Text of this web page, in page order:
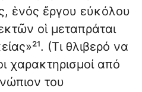
ἑνός ἔργου εὐκόλου
οἱ μεταπράται
(Τι θλιβερό να
χαρακτηρισμοί από
του